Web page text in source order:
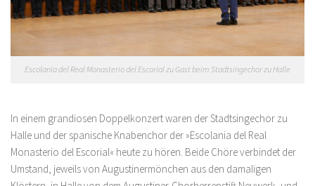
Escolania del Real Monasterio del Escorial zu Gast beim Stadtsingechor zu Halle
In einem grandiosen Doppelkonzert waren der Stadtsingechor zu
Halle und der spanische Knabenchor der »Escolania del Real
Monasterio del Escorial« heute zu hören. Beide Chöre verbindet der
Umstand, jeweils von Augustinermönchen aus den damaligen